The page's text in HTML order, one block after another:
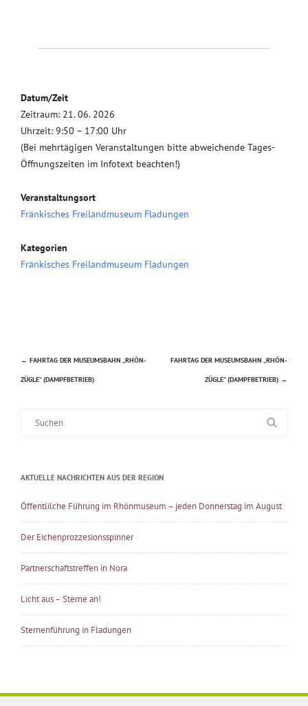
Datum/Zeit
Zeitraum: 21. 06. 2026
Uhrzeit: 9:50 – 17:00 Uhr
(Bei mehrtägigen Veranstaltungen bitte abweichende Tages-
Öffnungszeiten im Infotext beachten!)
Veranstaltungsort
Fränkisches Freilandmuseum Fladungen
Kategorien
Fränkisches Freilandmuseum Fladungen
Beitragsnavigation
← FAHRTAG DER MUSEUMSBAHN „RHÖN-
ZÜGLE“ (DAMPFBETRIEB)
FAHRTAG DER MUSEUMSBAHN „RHÖN-
ZÜGLE“ (DAMPFBETRIEB) →
AKTUELLE NACHRICHTEN AUS DER REGION
Öffentlilche Führung im Rhönmuseum – jeden Donnerstag im August
Der Eichenprozzesionsspinner
Partnerschaftstreffen in Nora
Licht aus – Sterne an!
Sternenführung in Fladungen